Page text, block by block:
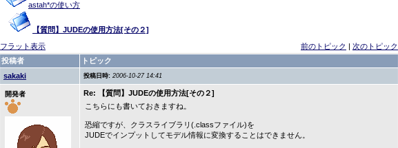
astah*の使い方
【質問】JUDEの使用方法[その２]
フラット表示 前のトピック | 次のトピック
投稿者
トピック
sakaki
投稿日時: 2006-10-27 14:41
開発者
Re: 【質問】JUDEの使用方法[その２]
こちらにも書いておきますね。
恐縮ですが、クラスライブラリ(.classファイル)を
JUDEでインプットしてモデル情報に変換することはできません。